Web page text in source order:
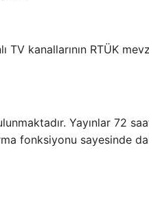
kanallarının RTÜK
Yayınlar 72
fonksiyonu sayesinde